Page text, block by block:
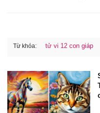
Từ khóa: tử vi 12 con giáp